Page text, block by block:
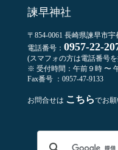
諫早神社
〒854-0061 長崎県諫早市宇
電話番号： 0957-22-
(スマフォの方は電話番号
※ 受付時間：午前９時 〜
Fax番号 ：0957-47-9133
お問合せは こちらでお